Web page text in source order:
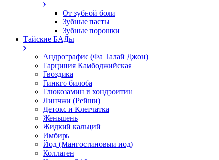
От зубной боли
Зубные пасты
Зубные порошки
Тайские БАДы
Андрографис (Фа Талай Джон)
Гарциния Камбоджийская
Гвоздика
Гинкго билоба
Глюкозамин и хондроитин
Линчжи (Рейши)
Детокс и Клетчатка
Женьшень
Жидкий кальций
Имбирь
Йод (Мангостиновый йод)
Коллаген